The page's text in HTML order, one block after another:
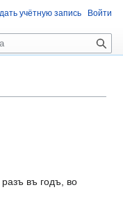
въ годъ, во
учётную запись Войти